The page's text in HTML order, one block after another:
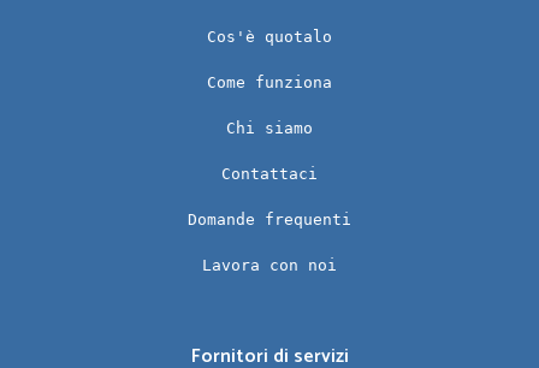
Cos'è quotalo
Come funziona
Chi siamo
Contattaci
Domande frequenti
Lavora con noi
Fornitori di servizi